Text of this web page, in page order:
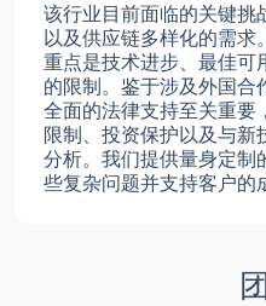
该行业目前面临的关键挑
以及供应链多样化的需求
重点是技术进步、最佳可
的限制。鉴于涉及外国合
全面的法律支持至关重要
限制、投资保护以及与新
分析。我们提供量身定制
些复杂问题并支持客户的